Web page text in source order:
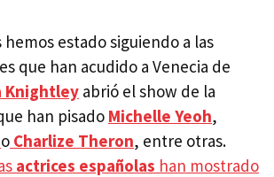
hemos estado siguiendo a las
que han acudido a Venecia de
Knightley abrió el show de la
han pisado Michelle Yeoh,
o Charlize Theron, entre otras.
actrices españolas han mostrado